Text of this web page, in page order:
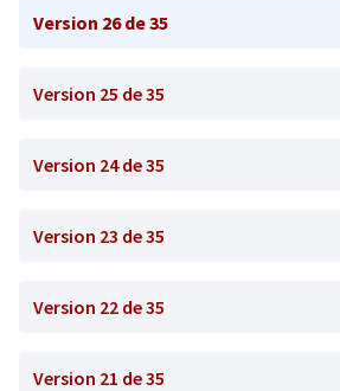
Version 26 de 35
Version 25 de 35
Version 24 de 35
Version 23 de 35
Version 22 de 35
Version 21 de 35